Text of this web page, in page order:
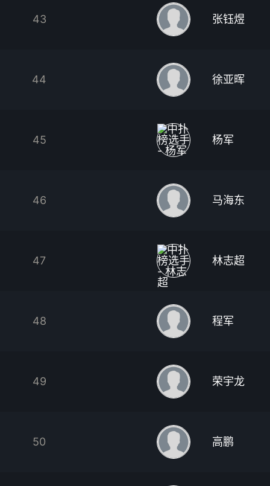
43 张钰煜
44 徐亚晖
45 杨军
46 马海东
47 林志超
48 程军
49 荣宇龙
50 高鹏